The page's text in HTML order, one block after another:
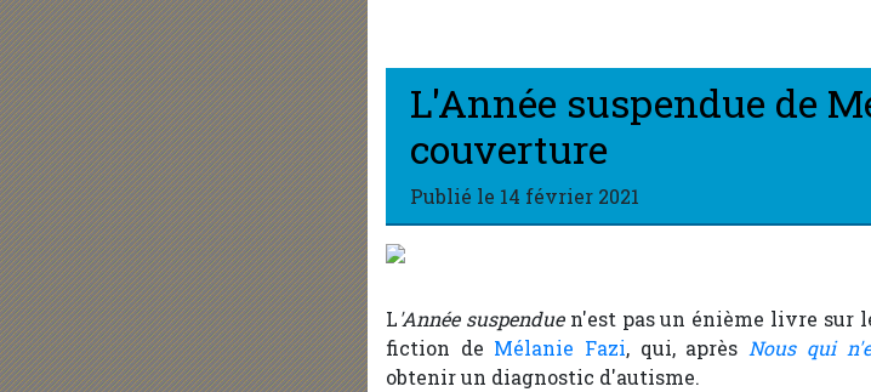
L'Année suspendue de
couverture
Publié le 14 février 2021
L'Année suspenduen'est pas un énième livre sur
fiction de Mélanie Fazi, qui, après Nous qui
obtenir un diagnostic d'autisme.